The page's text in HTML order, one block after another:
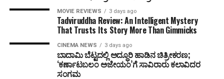
MOVIE REVIEWS 3 days ago
Tadviruddha Review: An Intelligent Mystery
That Trusts Its Story More Than Gimmicks
CINEMA NEWS 3 days ago
ಬಾದಾಮಿ ಬೆಟ್ಟದಲ್ಲಿ ಅದ್ಧೂರಿ ಹಾಡಿನ ಚಿತ್ರೀಕರಣ;
‘ಕರ್ಣಾಟಬಲಂ ಅಜೇಯಂ’ಗೆ ಸಾವಿರಾರು ಕಲಾವಿದರ
ಸಂಗಮ